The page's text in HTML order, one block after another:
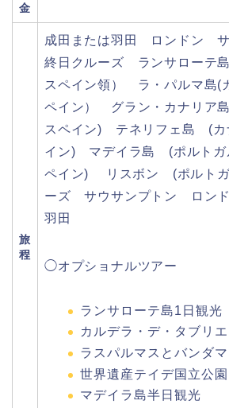
金
旅
程
成田または羽田 ロンドン
終日クルーズ ランサローテ島
スペイン領） ラ・パルマ島(
ペイン） グラン・カナリア島
スペイン) テネリフェ島 (カ
イン) マデイラ島 (ポルトガ
ペイン) リスボン (ポルト
ーズ サウサンプトン ロン
羽田
◯オプショナルツアー
ランサローテ島1日観光
カルデラ・デ・タブリ
ラスパルマスとバンダ
世界遺産テイデ国立公
マデイラ島半日観光